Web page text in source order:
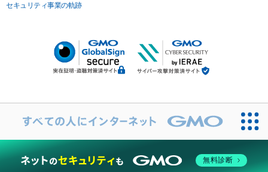
セキュリティ事業の軌跡
無料診断